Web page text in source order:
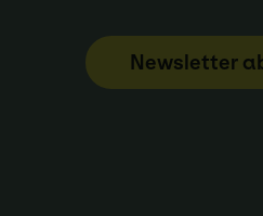
Newsletter